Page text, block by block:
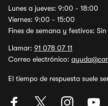
Lunes a jueves: 9:00 - 18:00
Viernes: 9:00 - 15:00
Fines de semana y festivos:
Llamar: 91 078 07 11
Correo electrónico:
El tiempo de respuesta suele